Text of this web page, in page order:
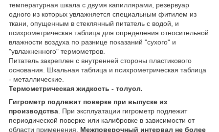
температурная шкала с двумя капиллярами, резервуар
одного из которых увлажняется специальным фитилем из
ткани, опущенным в стеклянный питатель с водой, и
психрометрическая таблица для определения относительной
влажности воздуха по разнице показаний "сухого" и
"увлажненного" термометров.
Питатель закреплен с внутренней стороны пластикового
основания. Шкальная таблица и психрометрическая таблица
- металлические.
Термометрическая жидкость - толуол.
Гигрометр подлежит поверке при выпуске из
производства . При эксплуатации гигрометр подлежит
периодической поверке или калибровке в зависимости от
области применения. Межповерочный интервал не более